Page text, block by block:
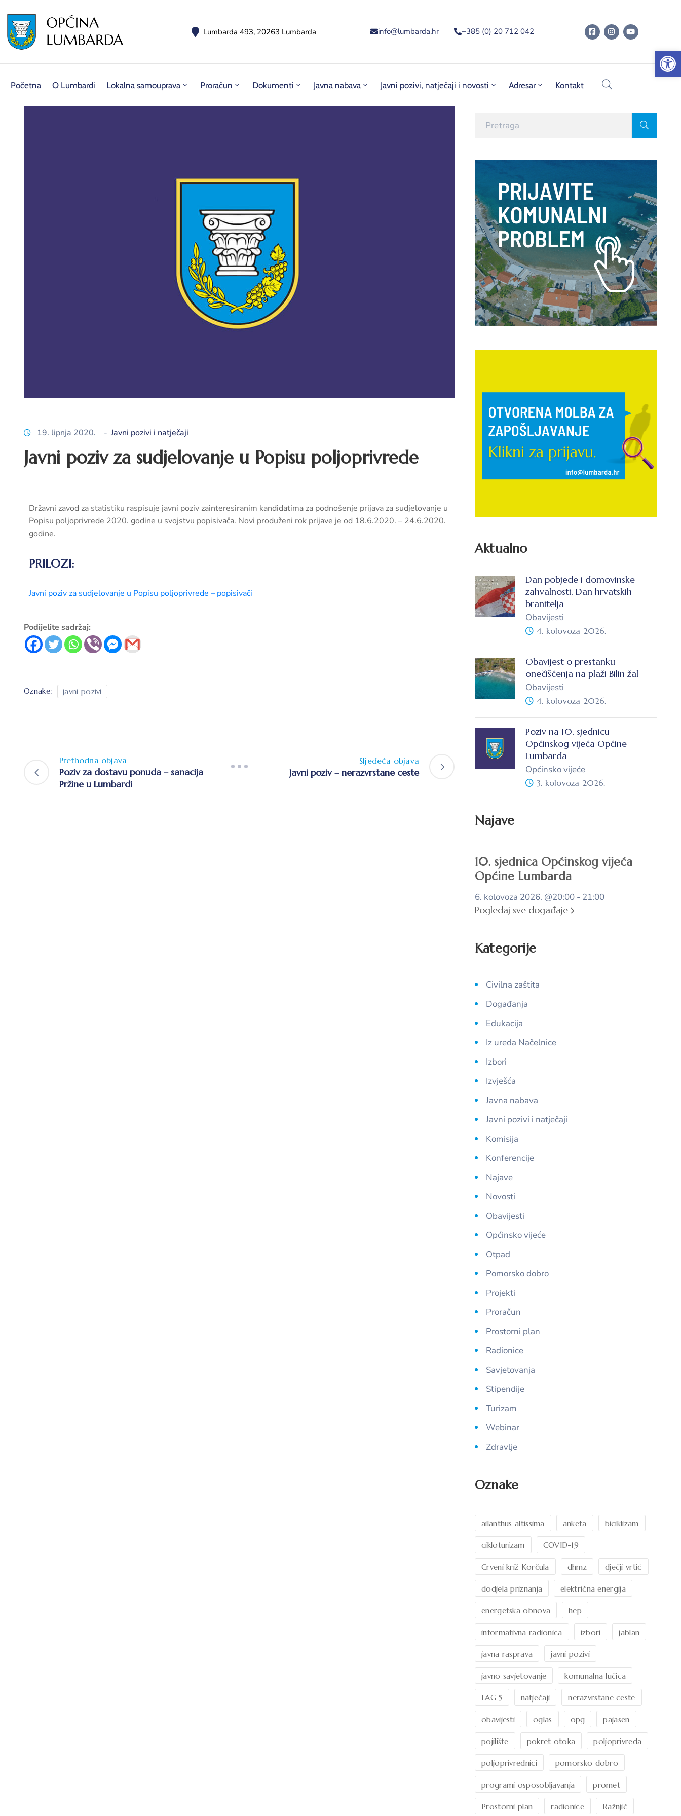
Lumbarda 493, 20263 Lumbarda info@lumbarda.hr +385 (0) 20 712 042
Početna O Lumbardi Lokalna samouprava Proračun Dokumenti Javna nabava Javni pozivi, natječaji i novosti Adresar Kontakt
19. lipnja 2020. - Javni pozivi i natječaji
Javni poziv za sudjelovanje u Popisu poljoprivrede
Državni zavod za statistiku raspisuje javni poziv zainteresiranim kandidatima za podnošenje prijava za sudjelovanje u
Popisu poljoprivrede 2020. godine u svojstvu popisivača. Novi produženi rok prijave je od 18.6.2020. – 24.6.2020.
godine.
PRILOZI:
Javni poziv za sudjelovanje u Popisu poljoprivrede – popisivači
Podijelite sadržaj:
Oznake: javni pozivi
Prethodna objava
Poziv za dostavu ponuda – sanacija
Pržine u Lumbardi
Sljedeća objava
Javni poziv – nerazvrstane ceste
Aktualno
Dan pobjede i domovinske
zahvalnosti, Dan hrvatskih
branitelja
Obavijesti
4. kolovoza 2026.
Obavijest o prestanku
onečišćenja na plaži Bilin žal
Obavijesti
4. kolovoza 2026.
Poziv na 10. sjednicu
Općinskog vijeća Općine
Lumbarda
Općinsko vijeće
3. kolovoza 2026.
Najave
10. sjednica Općinskog vijeća
Općine Lumbarda
6. kolovoza 2026. @20:00 - 21:00
Pogledaj sve događaje
Kategorije
Civilna zaštita
Događanja
Edukacija
Iz ureda Načelnice
Izbori
Izvješća
Javna nabava
Javni pozivi i natječaji
Komisija
Konferencije
Najave
Novosti
Obavijesti
Općinsko vijeće
Otpad
Pomorsko dobro
Projekti
Proračun
Prostorni plan
Radionice
Savjetovanja
Stipendije
Turizam
Webinar
Zdravlje
Oznake
ailanthus altissima anketa biciklizam
cikloturizam COVID-19
Crveni križ Korčula dhmz dječji vrtić
dodjela priznanja električna energija
energetska obnova hep
informativna radionica izbori jablan
javna rasprava javni pozivi
javno savjetovanje komunalna lučica
LAG 5 natječaji nerazvrstane ceste
obavijesti oglas opg pajasen
pojilište pokret otoka poljoprivreda
poljoprivrednici pomorsko dobro
programi osposobljavanja promet
Prostorni plan radionice Ražnjić